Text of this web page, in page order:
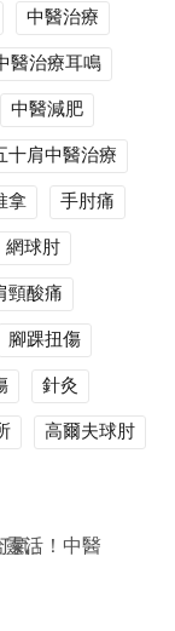
中醫治療
醫治療耳鳴
中醫減肥
十肩中醫治療
拿
手肘痛
網球肘
頸酸痛
腳踝扭傷
針灸
高爾夫球肘